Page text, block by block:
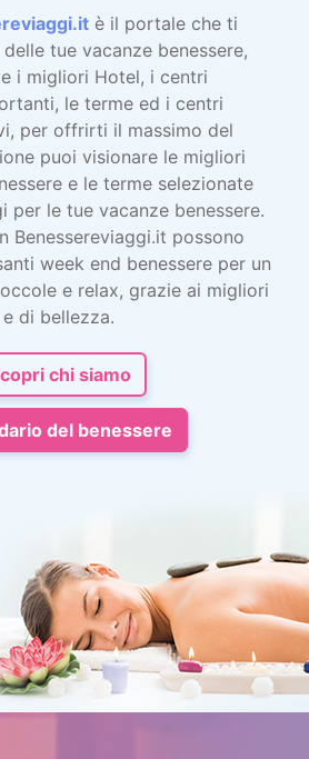
è il portale che ti
tue vacanze benessere,
i migliori Hotel, i centri
le terme ed i centri
per offrirti il massimo del
puoi visionare le migliori
e le terme selezionate
per le tue vacanze benessere.
Benessereviaggi.it possono
week end benessere per un
e relax, grazie ai migliori
di bellezza.
chi siamo
del benessere